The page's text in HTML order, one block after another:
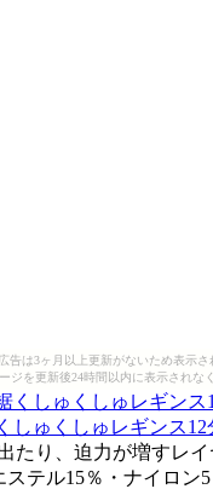
告は3ヶ月以上更新がないため表示さ
ジを更新後24時間以内に表示されな
ゅくしゅレギンス12
り、迫力が増す
テル15％・ナイロ